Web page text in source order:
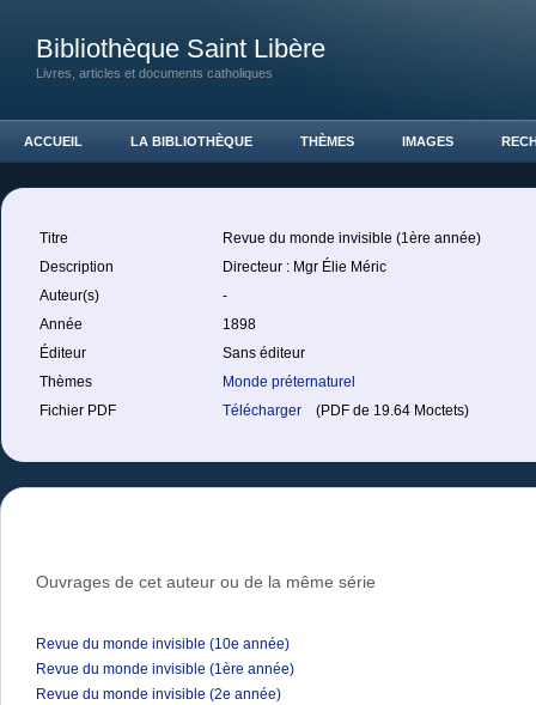
Bibliothèque Saint Libère
Livres, articles et documents catholiques
ACCUEIL LA BIBLIOTHÈQUE THÈMES IMAGES
Titre
Revue du monde invisible (1ère année)
Description
Directeur : Mgr Élie Méric
Auteur(s)
-
Année
1898
Éditeur
Sans éditeur
Thèmes
Monde préternaturel
Fichier PDF
Télécharger (PDF de 19.64 Moctets)
Ouvrages de cet auteur ou de la même série
Revue du monde invisible (10e année)
Revue du monde invisible (1ère année)
Revue du monde invisible (2e année)